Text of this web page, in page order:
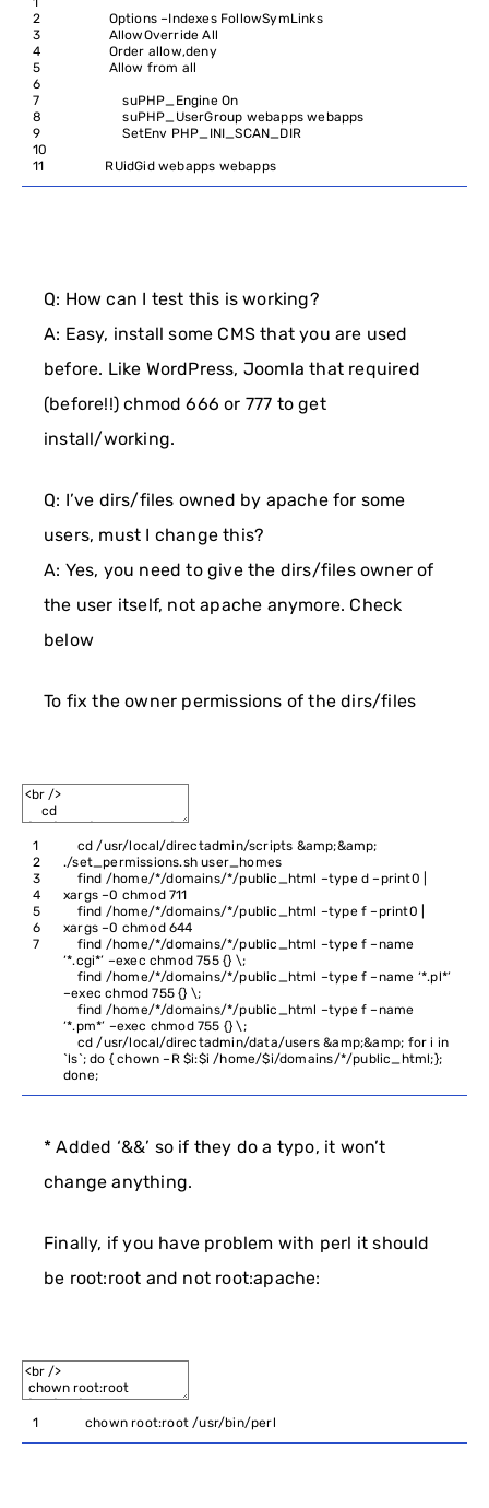
2
3
4
5
6
7
8
9
10
11
Options –Indexes FollowSymLinks
AllowOverrideAll
Order allow,deny
Allow from all
suPHP_EngineOn
suPHP_UserGroup webappswebapps
SetEnv PHP_INI_SCAN_DIR
RUidGidwebapps webapps
Q: How can I test this is working?
A: Easy, install some CMS that you are used
before. Like WordPress, Joomla that required
(before!!) chmod 666 or 777 to get
install/working.
Q: I’ve dirs/files owned by apache for some
users, must I change this?
A: Yes, you need to give the dirs/files owner of
the user itself, not apache anymore. Check
below
To fix the owner permissions of the dirs/files
1
2
3
4
5
6
7
cd /usr/local/directadmin/scripts &amp;&amp;
./set_permissions.shuser_homes
find /home/*/domains/*/public_html –type d –print0
xargs –0 chmod 711
find /home/*/domains/*/public_html –type f –print0
xargs –0 chmod 644
find /home/*/domains/*/public_html –type f –name
‘*.cgi*’ –exec chmod 755 {} \;
find /home/*/domains/*/public_html –type f –name ‘*.pl*’
–exec chmod 755 {} \;
find /home/*/domains/*/public_html –type f –name
‘*.pm*’ –exec chmod 755 {} \ ;
cd /usr/local/directadmin/data/users &amp;&amp; for i in
`ls`; do { chown – R $i:$i /home/$i/domains/*/public_html;};
done;
* Added ‘&&’ so if they do a typo, it won’t
change anything.
Finally, if you have problem with perl it should
be root:root and not root:apache:
1 chownroot:root /usr/bin/perl